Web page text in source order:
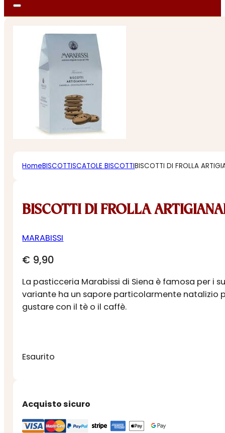
HomeBISCOTTISCATOLE BISCOTTIBISCOTTI DI FROLLA
BISCOTTI DI FROLLA
MARABISSI
€ 9,90
La pasticceria Marabissi di Siena è famosa per i
variante ha un sapore particolarmente natalizio
gustare con il tè o il caffè.
Esaurito
Acquisto sicuro